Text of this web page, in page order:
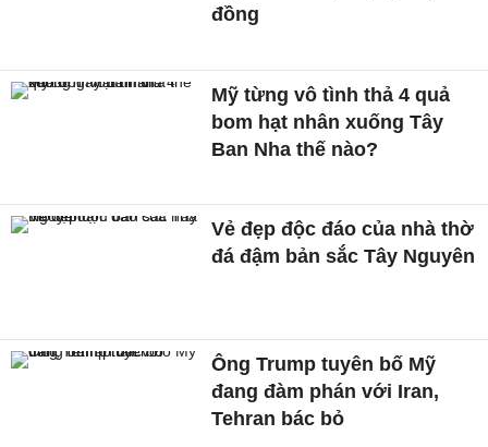
đồng
Mỹ từng vô tình thả 4 quả
bom hạt nhân xuống Tây
Ban Nha thế nào?
Vẻ đẹp độc đáo của nhà thờ
đá đậm bản sắc Tây Nguyên
Ông Trump tuyên bố Mỹ
đang đàm phán với Iran,
Tehran bác bỏ